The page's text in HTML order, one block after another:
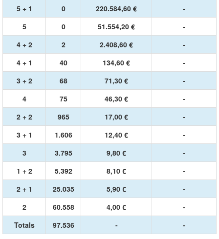
5 + 1
0 220.584,60 €
-
5
0 51.554,20 €
-
4 + 2
2 2.408,60 €
-
4 + 1
40 134,60 €
-
3 + 2
68 71,30 €
-
4
75 46,30 €
-
2 + 2
965 17,00 €
-
3 + 1
1.606 12,40 €
-
3
3.795 9,80 €
-
1 + 2
5.392 8,10 €
-
2 + 1
25.035 5,90 €
-
2
60.558 4,00 €
-
Totals
97.536 - -